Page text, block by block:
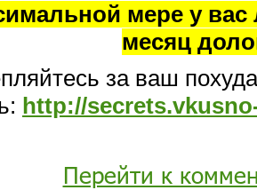
мере у вас
месяц
за ваш
http://
Перейти к